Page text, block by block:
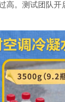
高。测试团队